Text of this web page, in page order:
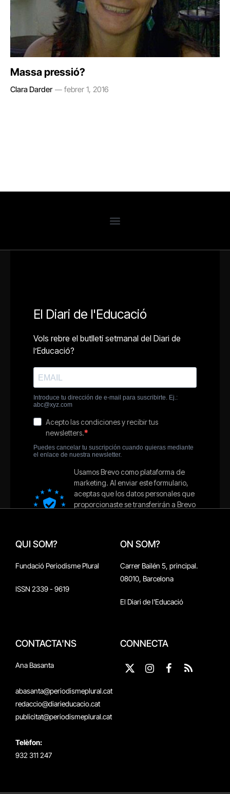
Massa pressió?
Clara Darder febrer 1, 2016
QUI SOM?
Fundació Periodisme Plural
ISSN 2339 - 9619
ON SOM?
Carrer Bailén 5, principal.
08010, Barcelona
El Diari de l'Educació
CONTACTA'NS
Ana Basanta
abasanta@periodismeplural.cat
redaccio@diarieducacio.cat
publicitat@periodismeplural.cat
Telèfon:
932 311 247
CONNECTA
X
Instagram
Facebook
RSS